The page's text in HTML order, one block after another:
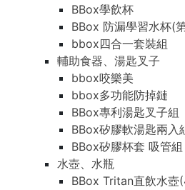
BBox學飲杯
BBox 防漏學習水杯(
bbox四合一套裝組
輔助食器、湯匙叉子
bbox咬樂美
bbox多功能防掉鏈
BBox專利湯匙叉子組
BBox矽膠軟湯匙兩入
BBox矽膠杯套 吸管組
水壺、水瓶
BBox Tritan直飲水